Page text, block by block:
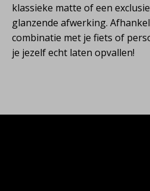
klassieke matte of een
glanzende afwerking.
combinatie met je fiets of
je jezelf echt laten opvallen!